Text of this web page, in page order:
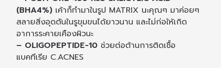
(BHA4%) เค้าก็ทำมาในรูป MATRIX นะคุณๆ มาค่อยๆ
สลายสิ่งอุดตันในรูขุมขนได้ยาวนาน และไม่ก่อให้เกิด
อาการระคายเคืองผิวนะ
– OLIGOPEPTIDE-10 ช่วยต่อต้านการติดเชื้อ
แบคทีเรีย C.ACNES